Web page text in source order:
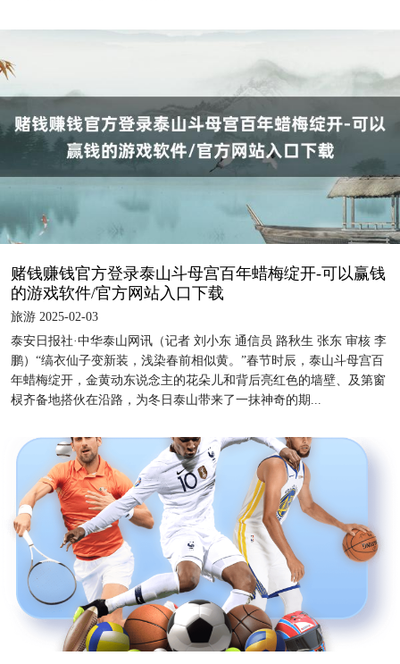
赌钱赚钱官方登录泰山斗母宫百年蜡梅绽开-可以赢钱
的游戏软件/官方网站入口下载
旅游 2025-02-03
泰安日报社·中华泰山网讯（记者 刘小东 通信员 路秋生 张东 审核 李
鹏）“缟衣仙子变新装，浅染春前相似黄。”春节时辰，泰山斗母宫百
年蜡梅绽开，金黄动东说念主的花朵儿和背后亮红色的墙壁、及第窗
棂齐备地搭伙在沿路，为冬日泰山带来了一抹神奇的期...